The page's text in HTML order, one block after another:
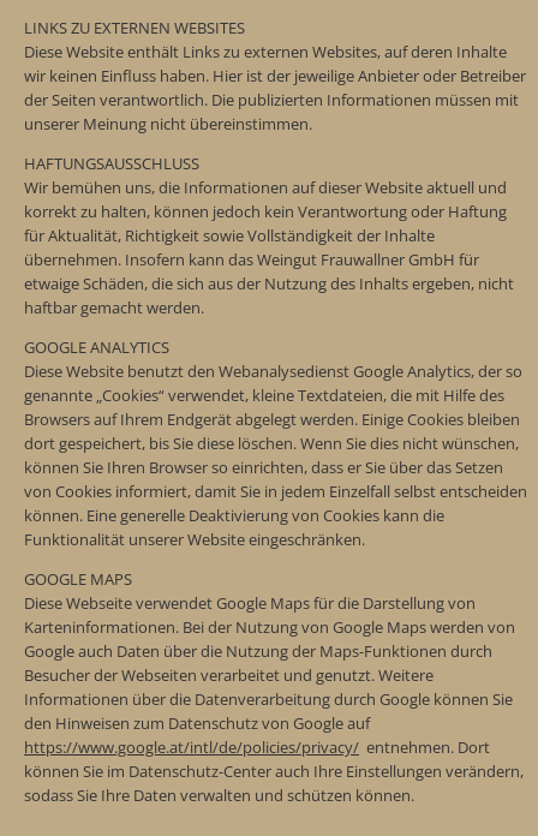
LINKS ZU EXTERNEN WEBSITES
Diese Website enthält Links zu externen Websites, auf deren Inhalte
wir keinen Einfluss haben. Hier ist der jeweilige Anbieter oder Betreiber
der Seiten verantwortlich. Die publizierten Informationen müssen mit
unserer Meinung nicht übereinstimmen.
HAFTUNGSAUSSCHLUSS
Wir bemühen uns, die Informationen auf dieser Website aktuell und
korrekt zu halten, können jedoch kein Verantwortung oder Haftung
für Aktualität, Richtigkeit sowie Vollständigkeit der Inhalte
übernehmen. Insofern kann das Weingut Frauwallner GmbH für
etwaige Schäden, die sich aus der Nutzung des Inhalts ergeben, nicht
haftbar gemacht werden.
GOOGLE ANALYTICS
Diese Website benutzt den Webanalysedienst Google Analytics, der so
genannte „Cookies“ verwendet, kleine Textdateien, die mit Hilfe des
Browsers auf Ihrem Endgerät abgelegt werden. Einige Cookies bleiben
dort gespeichert, bis Sie diese löschen. Wenn Sie dies nicht wünschen,
können Sie Ihren Browser so einrichten, dass er Sie über das Setzen
von Cookies informiert, damit Sie in jedem Einzelfall selbst entscheiden
können. Eine generelle Deaktivierung von Cookies kann die
Funktionalität unserer Website eingeschränken.
GOOGLE MAPS
Diese Webseite verwendet Google Maps für die Darstellung von
Karteninformationen. Bei der Nutzung von Google Maps werden von
Google auch Daten über die Nutzung der Maps-Funktionen durch
Besucher der Webseiten verarbeitet und genutzt. Weitere
Informationen über die Datenverarbeitung durch Google können Sie
den Hinweisen zum Datenschutz von Google auf
https://www.google.at/intl/de/policies/privacy/ entnehmen. Dort
können Sie im Datenschutz-Center auch Ihre Einstellungen verändern,
sodass Sie Ihre Daten verwalten und schützen können.